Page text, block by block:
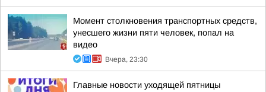
Момент столкновения транспортных средств,
унесшего жизни пяти человек, попал на
видео
Вчера, 23:30
Главные новости уходящей пятницы